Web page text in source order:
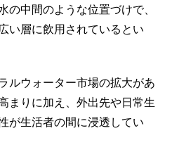
中間のような位置づけで、
い層に飲用されているとい
ルウォーター市場の拡大があ
まりに加え、外出先や日常生
が生活者の間に浸透してい